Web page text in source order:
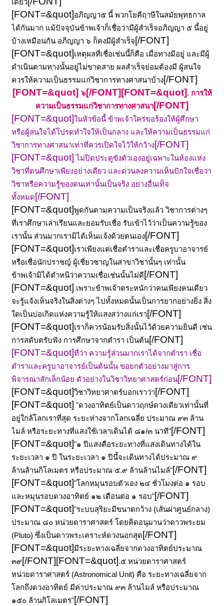
เดียว
[FONT=&quot]อภิญญา๕ นี้ พวกโยคีฤาษีในสมัยพุทธกาล
ได้กันมาก แม้ปัจจุบันข้าพเจ้าก็เชื่อว่ามีผู้สำเร็จอภิญญา ๕ นี้อยู่
บ้างเหมือนกัน อภิญญา ๖ ก็คงมีผู้สำเร็จ [/FONT]
[FONT=&quot]เหตุผลที่เชื่อเช่นนี้ก็คือ เมื่อทางมีอยู่ และมีผู้
ดำเนินตามทางนั้นอยู่ไม่ขาดสาย ผลสำเร็จย่อมต้องมี ผู้สนใจ
ควรให้ความเป็นธรรมแก่วิชาการทางศาสนาบ้าง[/FONT]
[FONT=&quot] ๖[/FONT] [FONT=&quot] . การให้
ความเป็นธรรมแก่วิชาการทางศาสนา[/FONT]
[FONT=&quot]ในหัวข้อนี้ ข้าพเจ้าใคร่ขอร้องให้ผู้ศึกษา
หรือผู้สนใจได้โปรดทำใจให้เป็นกลาง และให้ความเป็นธรรมแก่
วิชาการทางศาสนาเท่าที่ควรเปิดใจไว้ให้กว้าง[/FONT]
[FONT=&quot] ไม่ปิดประตูขังตัวเองอยู่เฉพาะในห้องแห่ง
วิชาที่ตนศึกษาเพียงอย่างเดียว และด่วนลงความเห็นปักใจเชื่อว่า
วิชาหรือความรู้ของตนเท่านั้นเป็นจริง อย่างอื่นเท็จ
ทั้งหมด [/FONT]
[FONT=&quot]พูดกันตามความเป็นจริงแล้ว วิชาการต่างๆ
ที่เราศึกษาเล่าเรียนและยอมรับเชื่อ รับเข้าไว้ว่าเป็นความรู้ของ
เรานั้น ส่วนมากเรามิได้เห็นแจ้งด้วยตนเอง[/FONT]
[FONT=&quot]เราเพียงแต่เชื่อตำราและเชื่อครูบาอาจารย์
หรือเชื่อนักปราชญ์ ผู้เชี่ยวชาญในสาขาวิชานั้นๆ เท่านั้น
ข้าพเจ้ามิได้ตำหนิว่าความเชื่อเช่นนั้นไม่ดี [/FONT]
[FONT=&quot] เพราะข้าพเจ้าตระหนักว่าคนเพียงคนเดียว
จะรู้แจ้งเห็นจริงในสิ่งต่างๆ ไปทั้งหมดนั้นเป็นการยากอย่างยิ่ง สิ่ง
ใดเป็นบ่อเกิดแห่งความรู้ให้แสงสว่างแก่เรา [/FONT]
[FONT=&quot]เราก็ควรน้อมรับสิ่งนั้นไว้ด้วยความยินดี เช่น
การสดับตรับฟัง การศึกษาจากตำรา เป็นต้น[/FONT]
[FONT=&quot]ที่ว่า ความรู้ส่วนมากเราได้จากตำรา เชื่อ
ตำราและครูบาอาจารย์เป็นต้นนั้น ขอยกตัวอย่างมาสู่การ
พิจารณาสักเล็กน้อย ตัวอย่างในวิชาวิทยาศาสตร์ก่อน[/FONT]
[FONT=&quot]วิชาวิทยาศาตร์บอกเราว่า [/FONT]
[FONT=&quot] "ดวงอาทิตย์เป็นดาวฤกษ์ดวงเดียวเท่านั้นที่
อยู่ใกล้โลกเราที่สุด ระยะห่างจากโลกเฉลี่ย ประมาณ ๙๓ ล้าน
ไมล์ หรือระยะทางที่แสงใช้เวลาเดินได้ ๘๑/๓ นาที"[/FONT]
[FONT=&quot]"๑ ปีแสงคือระยะทางที่แสงเดินทางได้ใน
ระยะเวลา ๑ ปี ในระยะเวลา ๑ ปีนี้จะเดินทางได้ประมาณ ๙
ล้านล้านกิโลเมตร หรือประมาณ ๕.๙ ล้านล้านไมล์"[/FONT]
[FONT=&quot]"โลกหมุนรอบตัวเอง ๒๔ ชั่วโมงต่อ ๑ รอบ
และหมุนรอบดวงอาทิตย์ ๑๒ เดือนต่อ ๑ รอบ"[/FONT]
[FONT=&quot]"ระบบสุริยะมีขนาดกว้าง (เส้นผ่าศูนย์กลาง)
ประมาณ ๘๐ หน่วยดาราศาสตร์ โดยคิดอนุมานว่าดาวพระยม
(Pluto)ซึ่งเป็นดาวพระเคราะห์ดวงนอกสุด [/FONT]
[FONT=&quot]มีระยะทางเฉลี่ยจากดวงอาทิตย์ประมาณ
๓๙[/FONT] [FONT=&quot].๕ หน่วยดาราศาสตร์
หน่วยดาราศาสตร์ (Astronomical Unit) คือ ระยะทางเฉลี่ยจาก
โลกถึงดวงอาทิตย์ มีค่าประมาณ ๙๓ ล้านไมล์ หรือประมาณ
๑๕๐ ล้านกิโลเมตร"[/FONT]